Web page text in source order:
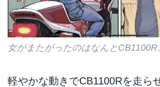
女がまたがったのはなんとCB1100R
軽やかな動きでCB1100Rを走ら